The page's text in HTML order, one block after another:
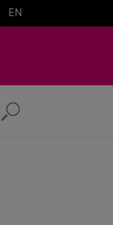
EN
Zoeken